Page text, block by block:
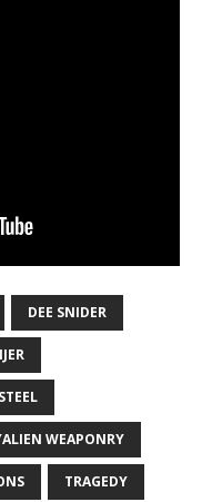
DEE SNIDER
WEAPONRY
TRAGEDY